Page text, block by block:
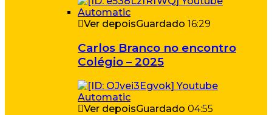
Ver depoisGuardado 16:29
Carlos Branco no encontro
Colégio – 2025
Ver depoisGuardado 04:55